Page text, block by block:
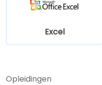
Excel
Opleidingen